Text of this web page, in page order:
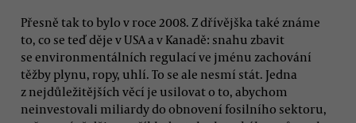
Přesně tak to bylo v roce 2008. Z dřívějška také známe
to, co se teď děje v USA a v Kanadě: snahu zbavit
se environmentálních regulací ve jménu zachování
těžby plynu, ropy, uhlí. To se ale nesmí stát. Jedna
z nejdůležitějších věcí je usilovat o to, abychom
neinvestovali miliardy do obnovení fosilního sektoru,